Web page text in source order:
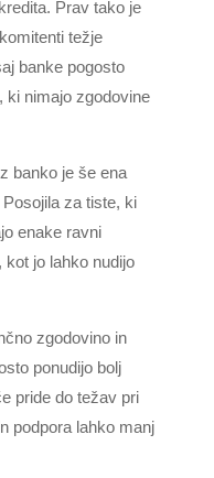
Prav tako je
težje
banke pogosto
ki nimajo zgodovine
banko je še ena
za tiste, ki
enake ravni
kot jo lahko nudijo
zgodovino in
ponudijo bolj
pride do težav pri
podpora lahko manj